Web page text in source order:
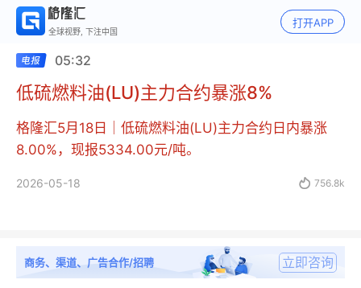
全球视野, 下注中国
打开APP
05:32
低硫燃料油(LU)主力合约暴涨8%
格隆汇5月18日｜低硫燃料油(LU)主力合约日内暴涨
8.00%，现报5334.00元/吨。
2026-05-18  756.8k
商务、渠道、广告合作/招聘 立即咨询